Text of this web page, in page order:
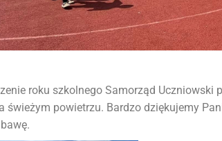
roku szkolnego Samorząd Uczniowski
świeżym powietrzu. Bardzo dziękujemy